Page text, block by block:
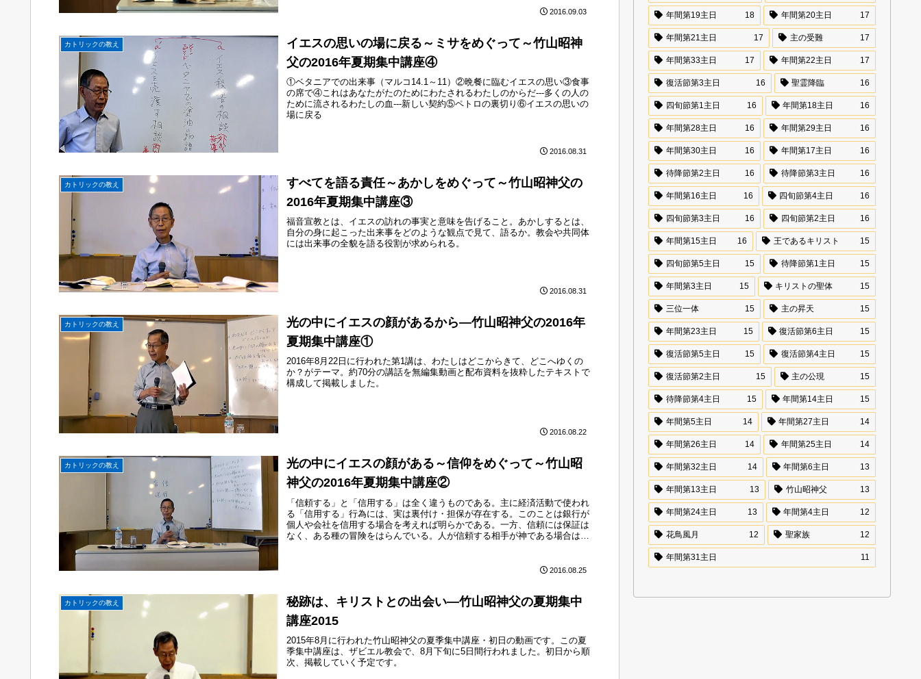
2016.09.03
カトリックの教え
イエスの思いの場に戻る～ミサをめぐって～竹山昭神
父の2016年夏期集中講座④
①ベタニアでの出来事（マルコ14.1～11）②晩餐に臨むイエスの思い③食事
の席で④これはあなたがたのためにわたされるわたしのからだ---多くの人の
ために流されるわたしの血---新しい契約⑤ペトロの裏切り⑥イエスの思いの
場に戻る
2016.08.31
カトリックの教え
すべてを語る責任～あかしをめぐって～竹山昭神父の
2016年夏期集中講座③
福音宣教とは、イエスの訪れの事実と意味を告げること。あかしするとは、
自分の身に起こった出来事をどのような観点で見て、語るか。教会や共同体
には出来事の全貌を語る役割が求められる。
2016.08.31
カトリックの教え
光の中にイエスの顔があるから—竹山昭神父の2016年
夏期集中講座①
2016年8月22日に行われた第1講は、わたしはどこからきて、どこへゆくの
か？がテーマ。約70分の講話を無編集動画と配布資料を抜粋したテキストで
構成して掲載しました。
2016.08.22
カトリックの教え
光の中にイエスの顔がある～信仰をめぐって～竹山昭
神父の2016年夏期集中講座②
「信頼する」と「信用する」は全く違うものである。主に経済活動で使われ
る「信用する」行為には、実は裏付け・担保が存在する。このことは銀行が
個人や会社を信用する場合を考えれば明らかである。一方、信頼には保証は
なく、ある種の冒険をはらんでいる。人が信頼する相手が神である場合は、
2016.08.25
カトリックの教え
秘跡は、キリストとの出会い—竹山昭神父の夏期集中
講座2015
2015年8月に行われた竹山昭神父の夏季集中講座・初日の動画です。この夏
季集中講座は、ザビエル教会で、8月下旬に5日間行われました。初日から順
次、掲載していく予定です。
年間第19主日 18 年間第20主日 17
年間第21主日 17 主の受難 17
年間第33主日 17 年間第22主日 17
復活節第3主日 16 聖霊降臨 16
四旬節第1主日 16 年間第18主日 16
年間第28主日 16 年間第29主日 16
年間第30主日 16 年間第17主日 16
待降節第2主日 16 待降節第3主日 16
年間第16主日 16 四旬節第4主日 16
四旬節第3主日 16 四旬節第2主日 16
年間第15主日 16 王であるキリスト 15
四旬節第5主日 15 待降節第1主日 15
年間第3主日 15 キリストの聖体 15
三位一体 15 主の昇天 15
年間第23主日 15 復活節第6主日 15
復活節第5主日 15 復活節第4主日 15
復活節第2主日 15 主の公現 15
待降節第4主日 15 年間第14主日 15
年間第5主日 14 年間第27主日 14
年間第26主日 14 年間第25主日 14
年間第32主日 14 年間第6主日 13
年間第13主日 13 竹山昭神父 13
年間第24主日 13 年間第4主日 12
花鳥風月 12 聖家族 12
年間第31主日 11